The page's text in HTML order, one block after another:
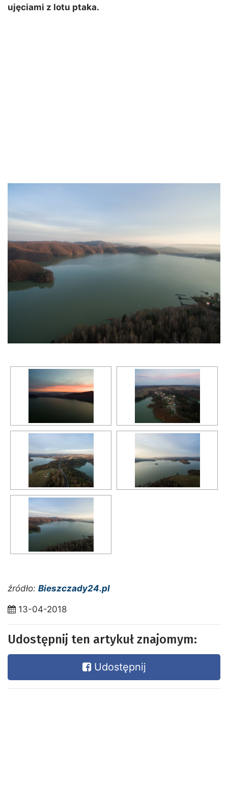
ujęciami z lotu ptaka.
źródło: Bieszczady24.pl
13-04-2018
Udostępnij ten artykuł znajomym:
Udostępnij